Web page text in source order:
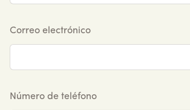
Correo electrónico
Número de teléfono